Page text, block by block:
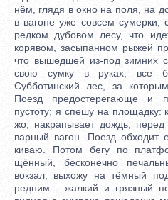
нём, глядя в окно на поля, на
в вагоне уже совсем сумерки,
редком дубовом лесу, что
корявом, засыпанном рыжей
что вышедшей из-под зимних
свою сумку в руках, все
Субботинский лес, за
Поезд предостерегающе и
пустоту; я спешу на площадку:
жо, накрапывает дождь, перед
варный вагон. Поезд
киваю. Потом бегу по
щённый, бесконечно
вокзал, выхожу на тёмный
редним - жалкий и грязный